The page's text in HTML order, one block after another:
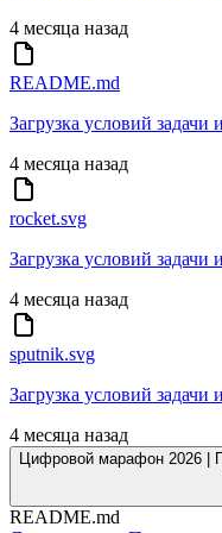
4 месяца назад
README.md
Загрузка условий задачи
4 месяца назад
rocket.svg
Загрузка условий задачи
4 месяца назад
sputnik.svg
Загрузка условий задачи
4 месяца назад
Цифровой марафон 2026 |
README.md